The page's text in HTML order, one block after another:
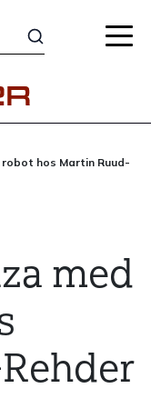
hos Martin Ruud-
med